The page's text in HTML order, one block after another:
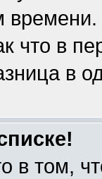
что в
в
в том,